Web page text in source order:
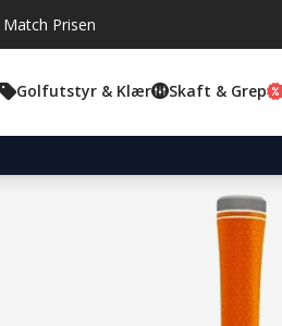
Match Prisen
Golfutstyr & Klær Skaft & Grep